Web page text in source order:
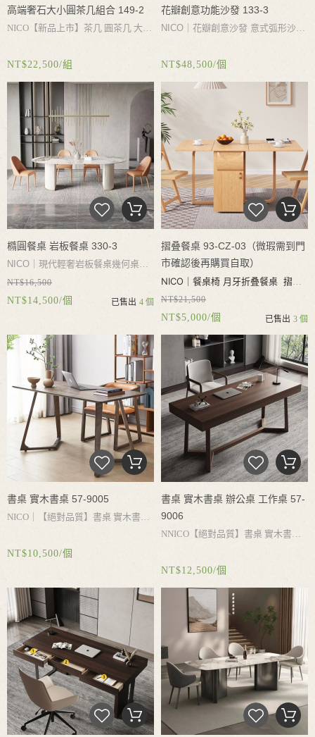
高端奢石大小圓茶几組合 149-2
NICO【新品上市】茶几 圓茶几 大小
不鏽鋼茶几底座 不生鏽不氧化 高端
奢石檯面 耐磨耐熱耐刮好打理
NT$22,500/組
花瓣創意功能沙發 133-3
NICO｜ 花瓣創意沙發 意式弧形沙
的舒適感
NT$48,500/個
橢圓餐桌 岩板餐桌 330-3
NICO｜現代輕奢岩板餐桌幾何桌腳
進口岩板耐磨耐熱耐刮 不滲透 易
清潔家用餐桌
NT$16,500
NT$14,500/個 已售出 4 個
摺叠餐桌 93-CZ-03（微瑕需到門
市確認後再購買自取）
NICO｜ 餐桌椅 月牙折叠餐桌 摺叠
餐桌椅 實木餐桌 伸縮 吃飯桌椅 實
木白蠟木 可收納4張餐椅 儲物抽屜
可容納6-8人用餐（微瑕需到門市確
認後再購買）
NT$21,500
NT$5,000/個 已售出 3 個
書桌 實木書桌 57-9005
NICO｜ 【絕對品質】書桌 實木書
重力強 結實耐用
NT$10,500/個
書桌 實木書桌 辦公桌 工作桌 57-
9006
NNICO 【絕對品質】書桌 實木書
納 大容量抽屜 實木桌腳承重力強
實耐用 簡約設計 搭配不同風格
NT$12,500/個